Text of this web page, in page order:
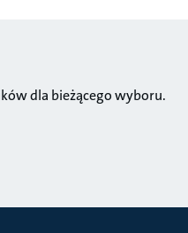
dla bieżącego wyboru.